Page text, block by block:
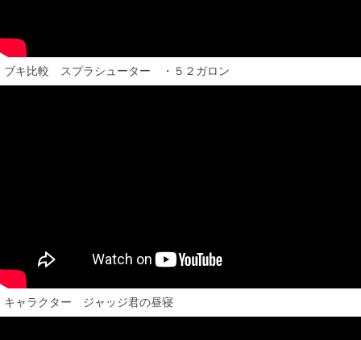
ブキ比較 スプラシューター ・５２ガロン
キャラクター ジャッジ君の昼寝